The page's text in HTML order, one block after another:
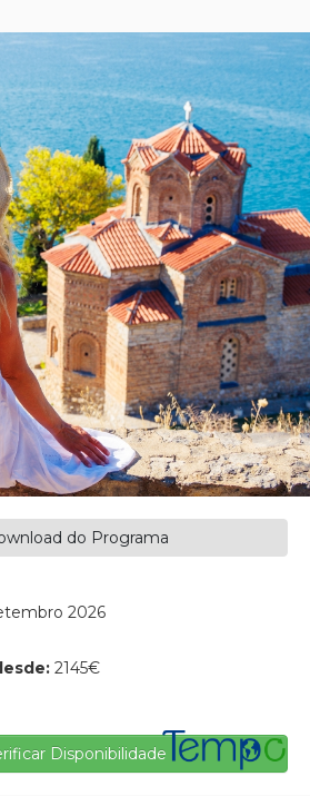
do Programa
2026
2145€
Disponibilidade